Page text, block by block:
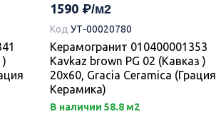
)
1590
Код УТ-00020780
Керамогранит 010400001353
Kavkaz brown PG 02 (Кавказ )
20х60, Gracia Ceramica (Грация
Керамика)
В наличии 58.8 м2